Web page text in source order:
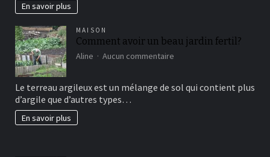
En savoir plus
MAISON
Comment avoir un beau jardin fertil?
Aline Aucun commentaire
un
Le terreau argileux est un mélange de sol qui contient plus
d’argile que d’autres types…
En savoir plus